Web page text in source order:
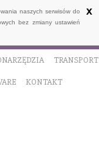
naszych serwisów do
bez zmiany ustawień
x
TRANSPORT
KONTAKT